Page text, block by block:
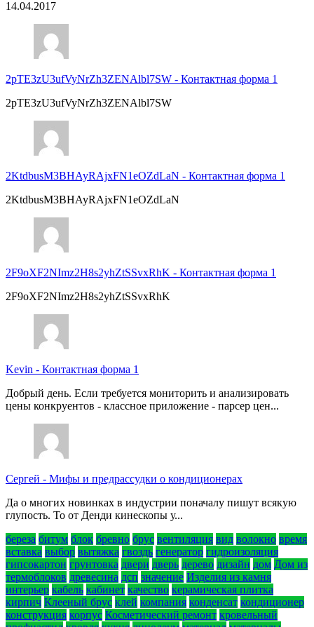
14.04.2017
2pTE3zU3ufVyNrZh3ZENAlbl7SW - Контактная форма 1
2pTE3zU3ufVyNrZh3ZENAlbl7SW
2KtdbusM3BHAyRAjxFN1eOZdLaN - Контактная форма 1
2KtdbusM3BHAyRAjxFN1eOZdLaN
2F9oXF2NImz2H8s2yhZtSSvxRhK - Контактная форма 1
2F9oXF2NImz2H8s2yhZtSSvxRhK
Kevin - Контактная форма 1
Добрый день. Если требуется мониторить и анализировать
цены конкруентов - классное приложение - парсер цен...
Сергей - Мифы и предрассудки о кондиционерах
Да о многих новинках в индустрии поначалу пишут всякую
глупость. То от Денди кинескопы у...
береза битум блок бревно брус вентиляция вид волокно время
вставка выбор вытяжка гвоздь генератор гидроизоляция
гипсокартон грунтовка двери дверь дерево дизайн дом Дом из
термоблоков древесина дсп значение Изделия из камня
интерьер кабель кабинет качество керамическая плитка
кирпич Клееный брус клей компания конденсат кондиционер
конструкция корпус Косметический ремонт кровельный